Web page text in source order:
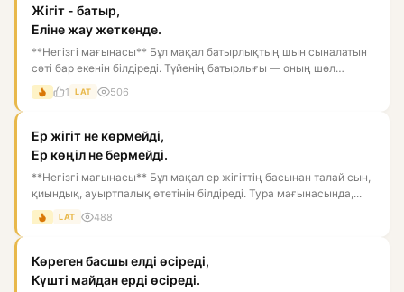
Жігіт - батыр,
Еліне жау жеткенде.
**Негізгі мағынасы** Бұл мақал батырлықтың шын сыналатын
сәті бар екенін білдіреді. Түйенің батырлығы — оның шөл
даланы...
1 LAT 506
Ер жігіт не көрмейді,
Ер көңіл не бермейді.
**Негізгі мағынасы** Бұл мақал ер жігіттің басынан талай сын,
қиындық, ауыртпалық өтетінін білдіреді. Тура мағынасында,...
LAT 488
Көреген басшы елді өсіреді,
Күшті майдан ерді өсіреді.